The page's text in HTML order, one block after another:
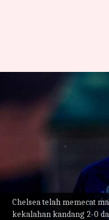
Chelsea telah memecat
kekalahan kandang 2-0
Chelsea
Graham
statistiknya
Apr 03,
Chelsea telah